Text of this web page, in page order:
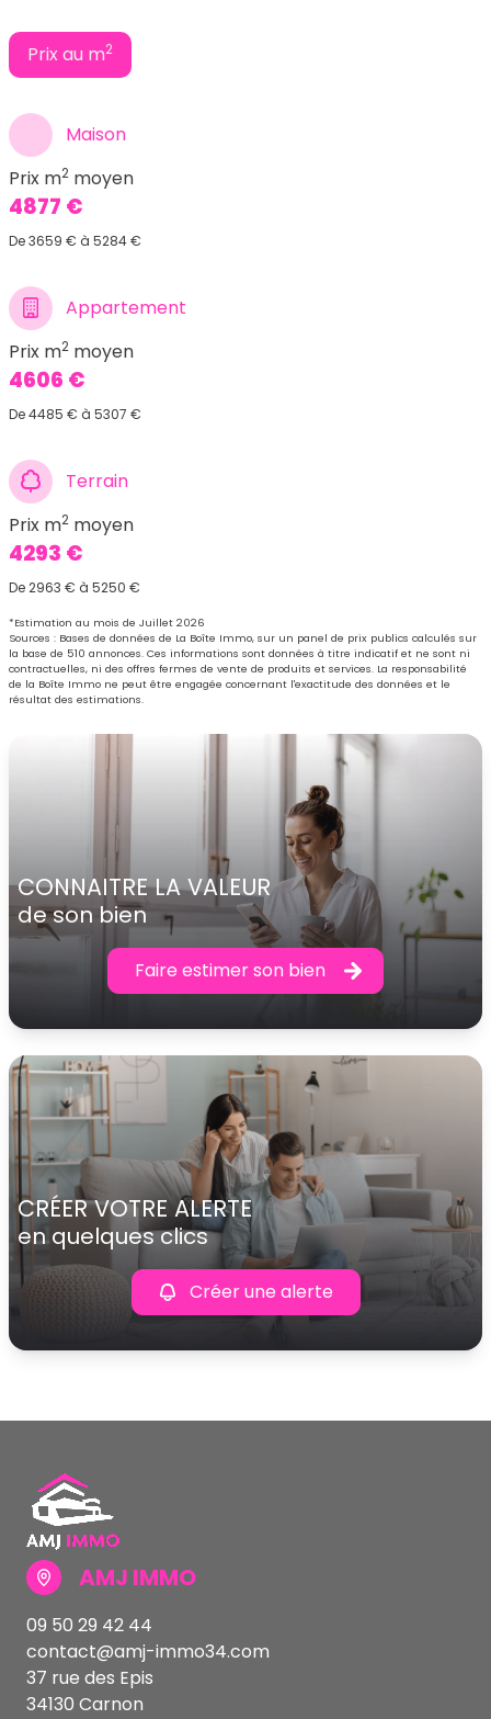
Prix au m2
Maison
Prix m2 moyen
4877 €
De 3659 € à 5284 €
Appartement
Prix m2 moyen
4606 €
De 4485 € à 5307 €
Terrain
Prix m2 moyen
4293 €
De 2963 € à 5250 €
*Estimation au mois de Juillet 2026
Sources : Bases de données de La Boîte Immo, sur un panel de prix publics calculés sur
la base de 510 annonces. Ces informations sont données à titre indicatif et ne sont ni
contractuelles, ni des offres fermes de vente de produits et services. La responsabilité
de la Boîte Immo ne peut être engagée concernant l'exactitude des données et le
résultat des estimations.
CONNAITRE LA VALEUR
de son bien
Faire estimer son bien
CRÉER VOTRE ALERTE
en quelques clics
Créer une alerte
AMJ IMMO
09 50 29 42 44
contact@amj-immo34.com
37 rue des Epis
34130 Carnon